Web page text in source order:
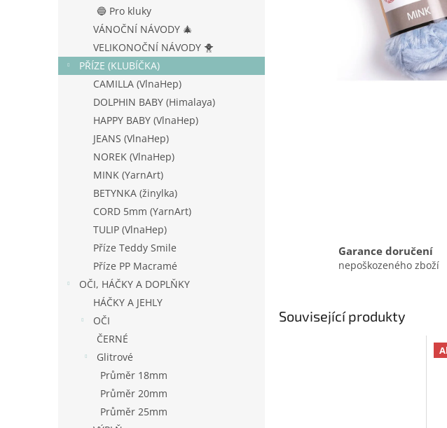
🔵 Pro kluky
VÁNOČNÍ NÁVODY 🎄
VELIKONOČNÍ NÁVODY 🐥
PŘÍZE (KLUBÍČKA)
CAMILLA (VlnaHep)
DOLPHIN BABY (Himalaya)
HAPPY BABY (VlnaHep)
JEANS (VlnaHep)
NOREK (VlnaHep)
MINK (YarnArt)
BETYNKA (žinylka)
CORD 5mm (YarnArt)
TULIP (VlnaHep)
Příze Teddy Smile
Příze PP Macramé
OČI, HÁČKY A DOPLŇKY
HÁČKY A JEHLY
OČI
ČERNÉ
Glitrové
Průměr 18mm
Průměr 20mm
Průměr 25mm
Garance doručení
nepoškozeného zboží
Související produkty